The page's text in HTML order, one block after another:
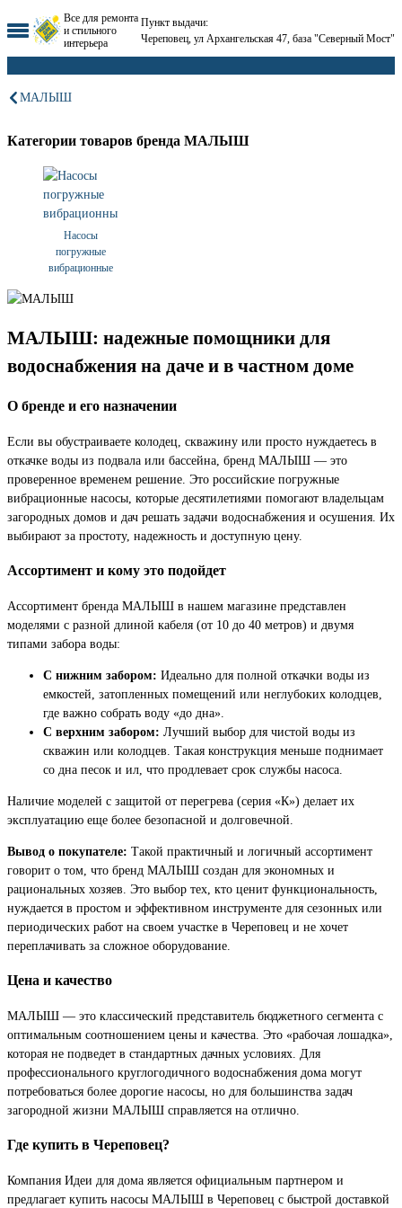
Все для ремонта
и стильного
интерьера
Пункт выдачи:
Череповец, ул Архангельская 47, база "Северный Мост"
МАЛЫШ
Категории товаров бренда МАЛЫШ
Насосы
погружные
вибрационные
МАЛЫШ: надежные помощники для
водоснабжения на даче и в частном доме
О бренде и его назначении
Если вы обустраиваете колодец, скважину или просто нуждаетесь в
откачке воды из подвала или бассейна, бренд МАЛЫШ — это
проверенное временем решение. Это российские погружные
вибрационные насосы, которые десятилетиями помогают владельцам
загородных домов и дач решать задачи водоснабжения и осушения. Их
выбирают за простоту, надежность и доступную цену.
Ассортимент и кому это подойдет
Ассортимент бренда МАЛЫШ в нашем магазине представлен
моделями с разной длиной кабеля (от 10 до 40 метров) и двумя
типами забора воды:
С нижним забором: Идеально для полной откачки воды из
емкостей, затопленных помещений или неглубоких колодцев,
где важно собрать воду «до дна».
С верхним забором: Лучший выбор для чистой воды из
скважин или колодцев. Такая конструкция меньше поднимает
со дна песок и ил, что продлевает срок службы насоса.
Наличие моделей с защитой от перегрева (серия «К») делает их
эксплуатацию еще более безопасной и долговечной.
Вывод о покупателе: Такой практичный и логичный ассортимент
говорит о том, что бренд МАЛЫШ создан для экономных и
рациональных хозяев. Это выбор тех, кто ценит функциональность,
нуждается в простом и эффективном инструменте для сезонных или
периодических работ на своем участке в Череповец и не хочет
переплачивать за сложное оборудование.
Цена и качество
МАЛЫШ — это классический представитель бюджетного сегмента с
оптимальным соотношением цены и качества. Это «рабочая лошадка»,
которая не подведет в стандартных дачных условиях. Для
профессионального круглогодичного водоснабжения дома могут
потребоваться более дорогие насосы, но для большинства задач
загородной жизни МАЛЫШ справляется на отлично.
Где купить в Череповец?
Компания Идеи для дома является официальным партнером и
предлагает купить насосы МАЛЫШ в Череповец с быстрой доставкой